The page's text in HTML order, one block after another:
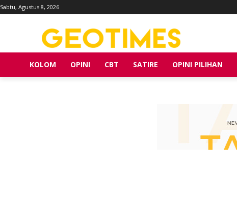
Sabtu, Agustus 8, 2026
KOLOM OPINI CBT SATIRE OPINI PILIHAN